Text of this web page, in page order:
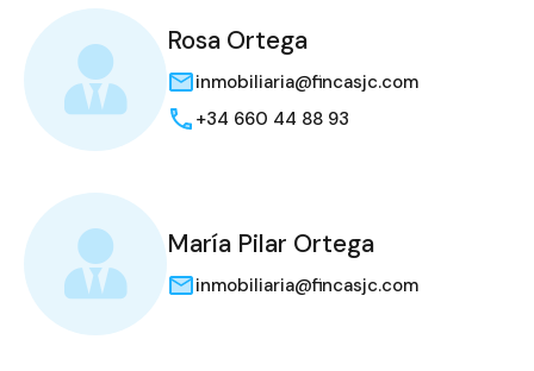
Rosa Ortega
inmobiliaria@fincasjc.com
+34 660 44 88 93
María Pilar Ortega
inmobiliaria@fincasjc.com